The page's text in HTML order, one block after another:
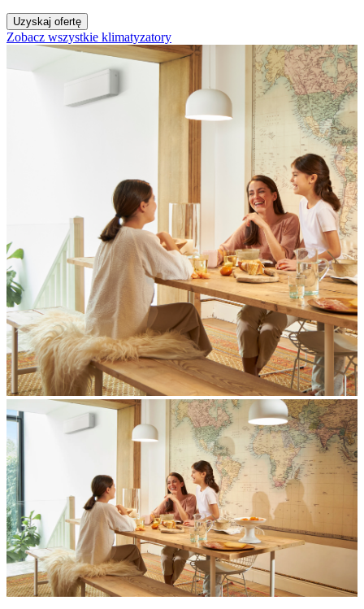
Uzyskaj ofertę
Zobacz wszystkie klimatyzatory